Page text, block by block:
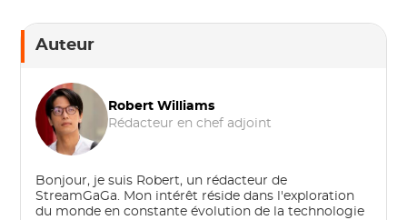
Auteur
Robert Williams
Rédacteur en chef adjoint
Bonjour, je suis Robert, un rédacteur de
StreamGaGa. Mon intérêt réside dans l'exploration
du monde en constante évolution de la technologie